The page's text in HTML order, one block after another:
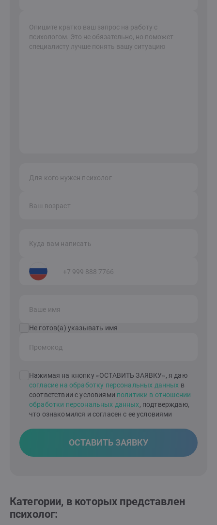
Для кого нужен психолог
Ваш возраст
Куда вам написать
Ваше имя
Не готов(а) указывать имя
Промокод
Нажимая на кнопку «ОСТАВИТЬ ЗАЯВКУ», я даю
согласие на обработку персональных данных в
соответствии с условиями политики в отношении
обработки персональных данных, подтверждаю,
что ознакомился и согласен с ее условиями
ОСТАВИТЬ ЗАЯВКУ
Категории, в которых представлен
психолог: